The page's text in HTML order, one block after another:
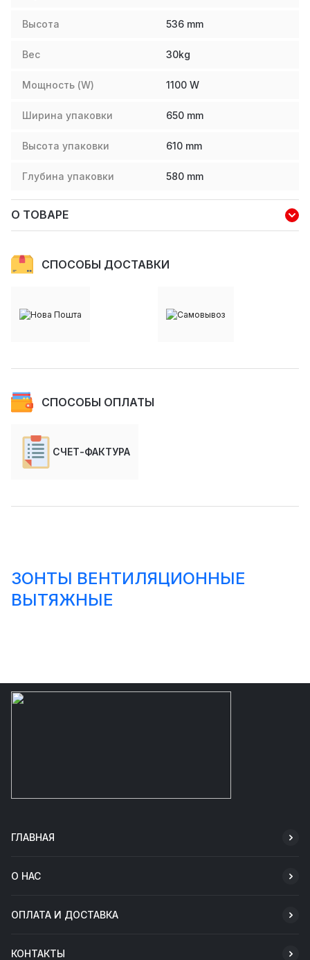
Высота 536 mm
Вес 30kg
Мощность (W) 1100 W
Ширина упаковки 650 mm
Высота упаковки 610 mm
Глубина упаковки 580 mm
О ТОВАРЕ
СПОСОБЫ ДОСТАВКИ
СПОСОБЫ ОПЛАТЫ
СЧЕТ-ФАКТУРА
ЗОНТЫ ВЕНТИЛЯЦИОННЫЕ
ВЫТЯЖНЫЕ
ГЛАВНАЯ
О НАС
ОПЛАТА И ДОСТАВКА
КОНТАКТЫ